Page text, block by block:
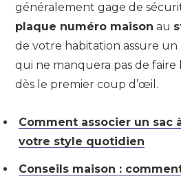
généralement gage de
plaque numéro maison au
de votre habitation assure
qui ne manquera pas de faire
dès le premier coup d’œil.
Comment associer un sac
votre style quotidien
Conseils maison :